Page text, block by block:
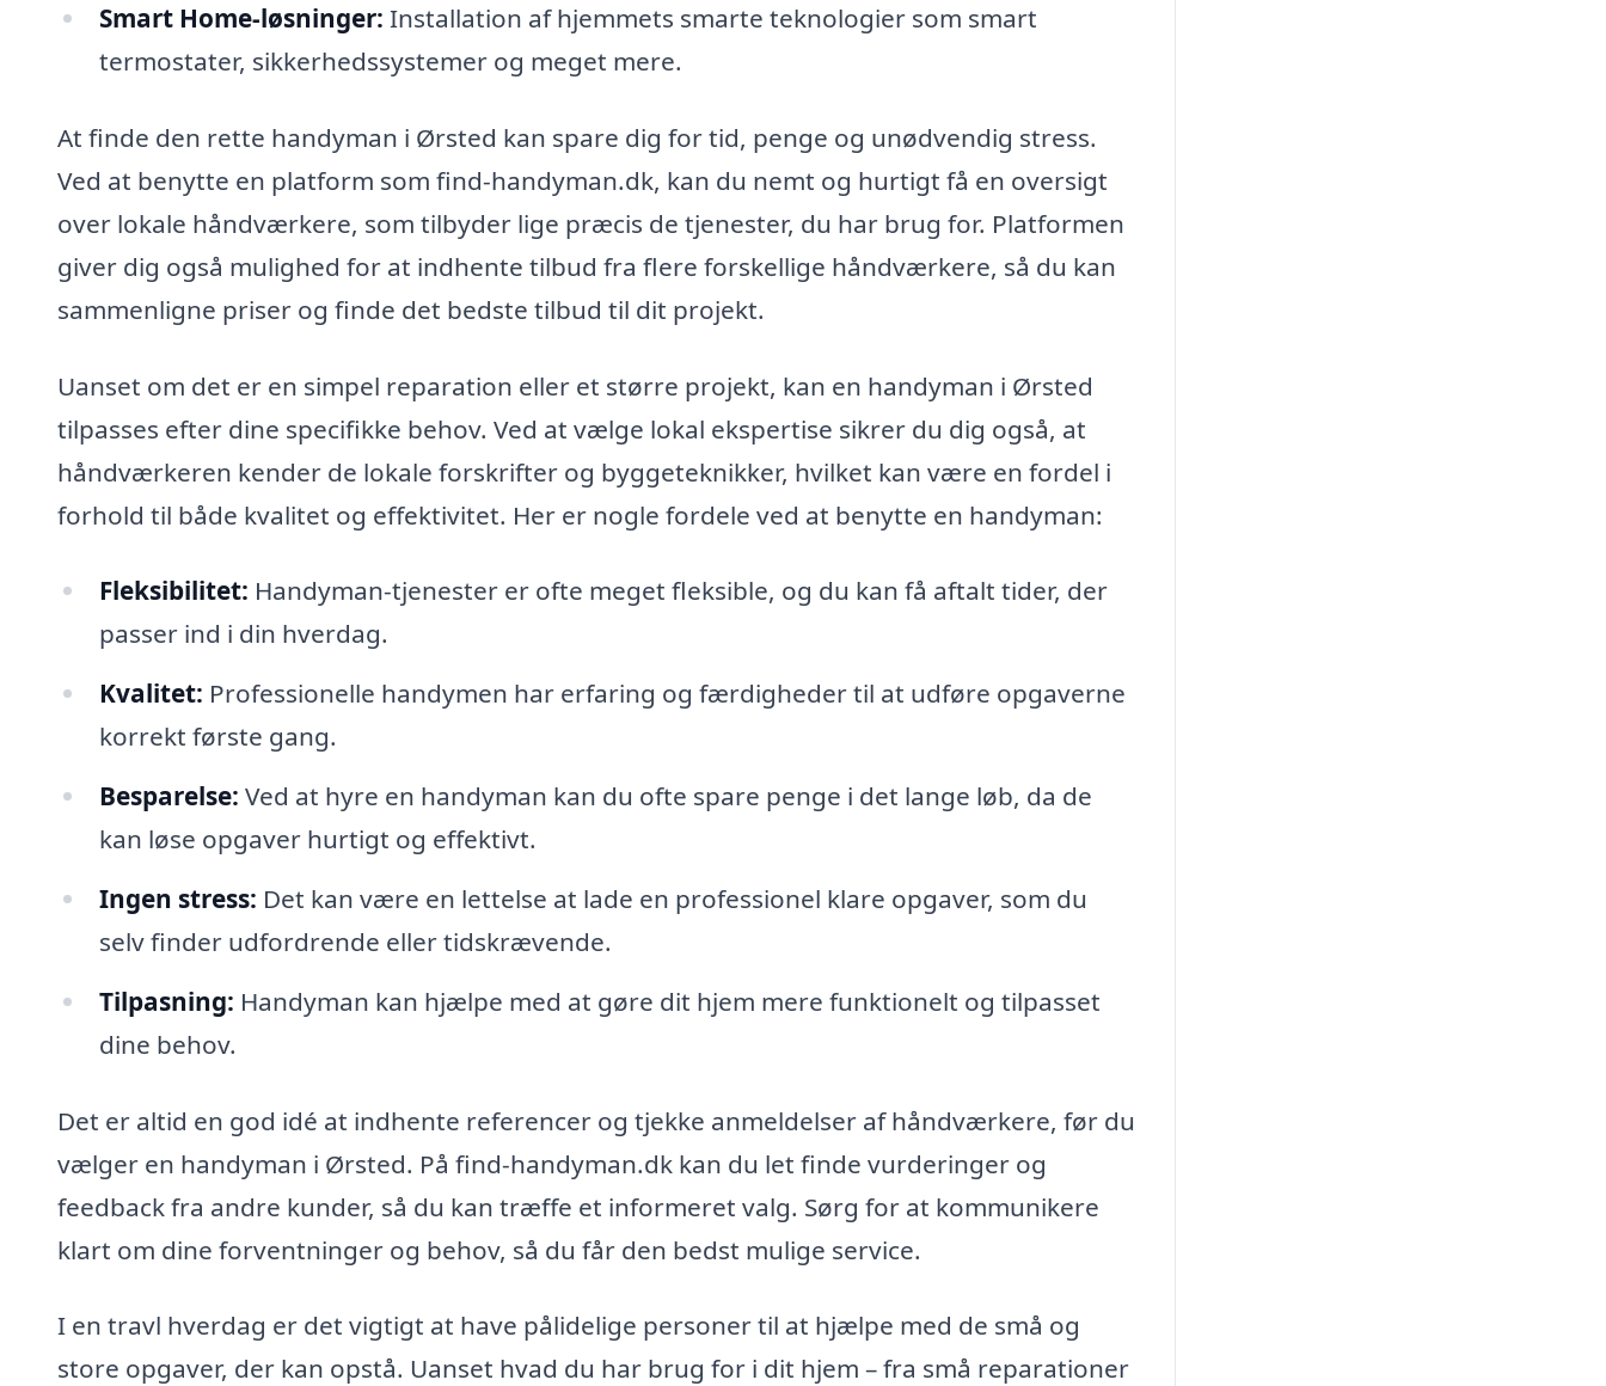
Smart Home-løsninger: Installation af hjemmets smarte teknologier som smart
termostater, sikkerhedssystemer og meget mere.
At finde den rette handyman i Ørsted kan spare dig for tid, penge og unødvendig stress.
Ved at benytte en platform som find-handyman.dk, kan du nemt og hurtigt få en oversigt
over lokale håndværkere, som tilbyder lige præcis de tjenester, du har brug for. Platformen
giver dig også mulighed for at indhente tilbud fra flere forskellige håndværkere, så du kan
sammenligne priser og finde det bedste tilbud til dit projekt.
Uanset om det er en simpel reparation eller et større projekt, kan en handyman i Ørsted
tilpasses efter dine specifikke behov. Ved at vælge lokal ekspertise sikrer du dig også, at
håndværkeren kender de lokale forskrifter og byggeteknikker, hvilket kan være en fordel i
forhold til både kvalitet og effektivitet. Her er nogle fordele ved at benytte en handyman:
Fleksibilitet: Handyman-tjenester er ofte meget fleksible, og du kan få aftalt tider, der
passer ind i din hverdag.
Kvalitet: Professionelle handymen har erfaring og færdigheder til at udføre opgaverne
korrekt første gang.
Besparelse: Ved at hyre en handyman kan du ofte spare penge i det lange løb, da de
kan løse opgaver hurtigt og effektivt.
Ingen stress: Det kan være en lettelse at lade en professionel klare opgaver, som du
selv finder udfordrende eller tidskrævende.
Tilpasning: Handyman kan hjælpe med at gøre dit hjem mere funktionelt og tilpasset
dine behov.
Det er altid en god idé at indhente referencer og tjekke anmeldelser af håndværkere, før du
vælger en handyman i Ørsted. På find-handyman.dk kan du let finde vurderinger og
feedback fra andre kunder, så du kan træffe et informeret valg. Sørg for at kommunikere
klart om dine forventninger og behov, så du får den bedst mulige service.
I en travl hverdag er det vigtigt at have pålidelige personer til at hjælpe med de små og
store opgaver, der kan opstå. Uanset hvad du har brug for i dit hjem – fra små reparationer